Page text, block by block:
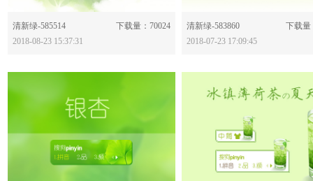
清新绿-585514
下载量：70024
2018-08-23 15:37:31
清新绿-583860
下载量
2018-07-23 17:09:45